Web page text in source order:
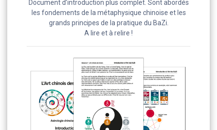
Document d’introduction plus complet. Sont abordés
les fondements de la métaphysique chinoise et les
grands principes de la pratique du BaZi.
A lire et à relire !